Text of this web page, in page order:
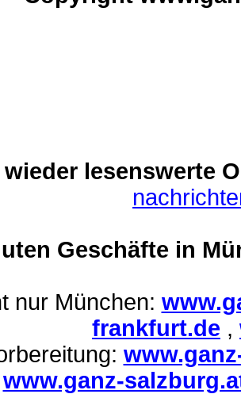
wieder lesenswerte
Geschäfte in
nur München:
frankfurt.de ,
www.ganz-